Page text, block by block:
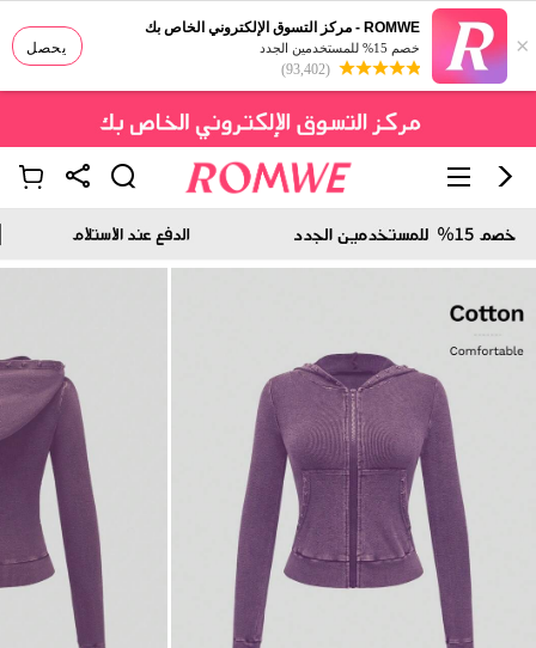
يحصل ×
ROMWE - مركز التسوق الإلكتروني الخاص بك
خصم 15% للمستخدمين الجدد
(93,402)